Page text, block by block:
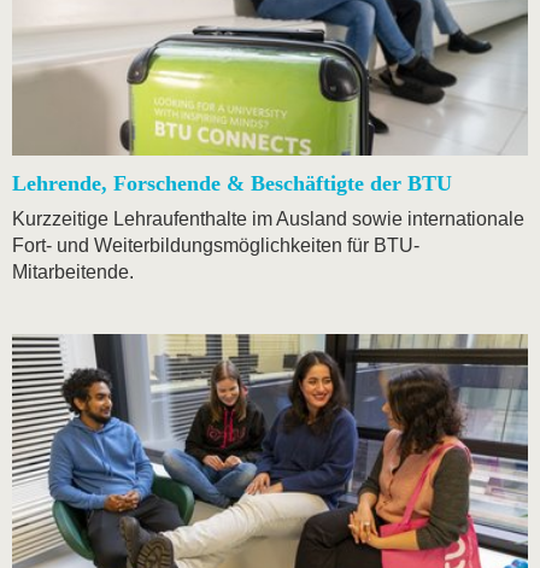
Lehrende, Forschende & Beschäftigte der BTU
Kurzzeitige Lehraufenthalte im Ausland sowie internationale
Fort- und Weiterbildungsmöglichkeiten für BTU-
Mitarbeitende.